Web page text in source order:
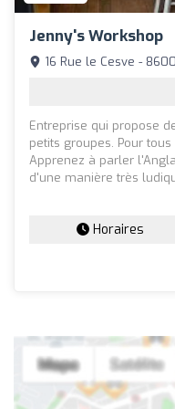
Jenny's Workshop
16 Rue le Cesve -
Entreprise qui propose
petits groupes. Pour
Apprenez à parler
d'une manière très
Horaires